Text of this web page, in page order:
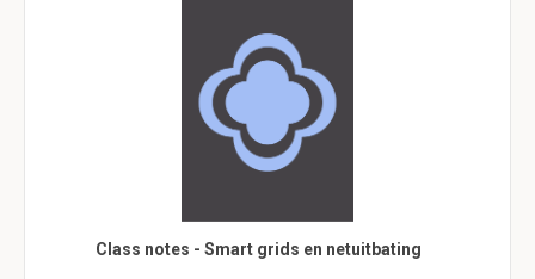
Class notes - Smart grids en netuitbating